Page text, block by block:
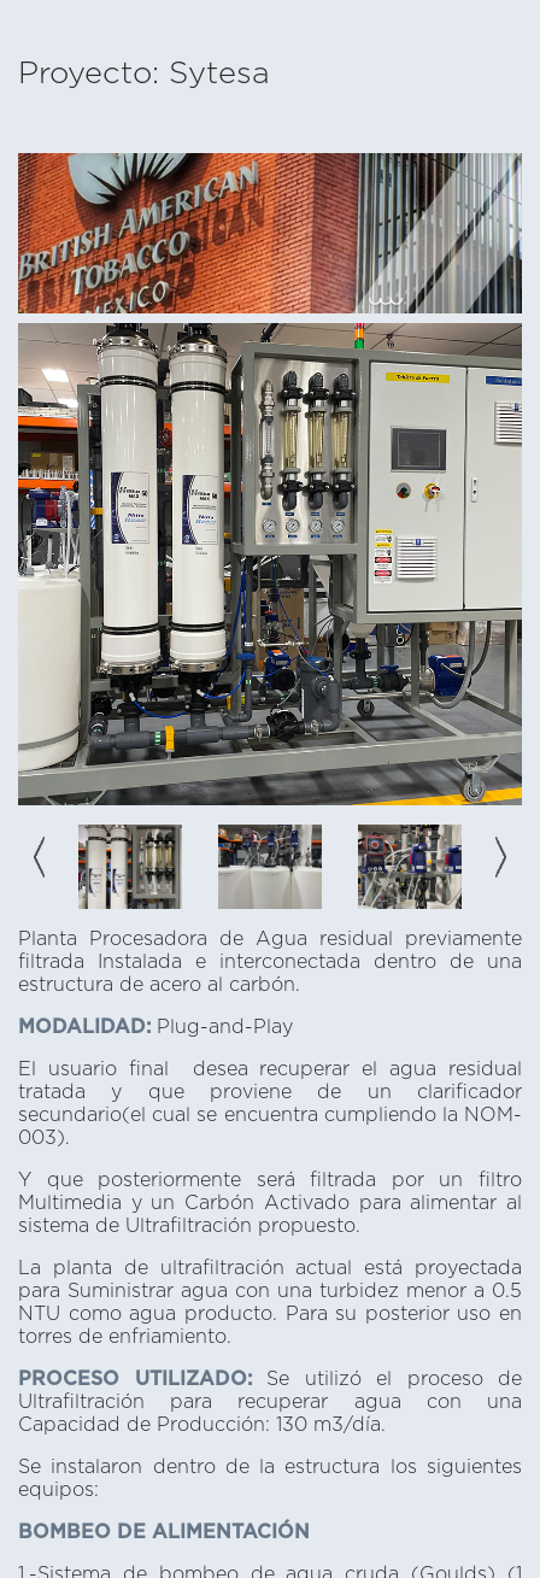
Proyecto: Sytesa
Planta Procesadora de Agua residual previamente
filtrada Instalada e interconectada dentro de una
estructura de acero al carbón.
MODALIDAD: Plug-and-Play
El usuario final desea recuperar el agua residual
tratada y que proviene de un clarificador
secundario(el cual se encuentra cumpliendo la NOM-
003).
Y que posteriormente será filtrada por un filtro
Multimedia y un Carbón Activado para alimentar al
sistema de Ultrafiltración propuesto.
La planta de ultrafiltración actual está proyectada
para Suministrar agua con una turbidez menor a 0.5
NTU como agua producto. Para su posterior uso en
torres de enfriamiento.
PROCESO UTILIZADO:Se utilizó el proceso de
Ultrafiltración para recuperar agua con una
Capacidad de Producción: 130 m3/día.
Se instalaron dentro de la estructura los siguientes
equipos:
BOMBEO DE ALIMENTACIÓN